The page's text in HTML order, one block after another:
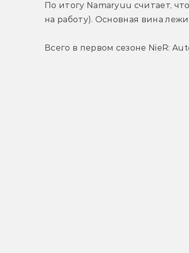
По итогу Namaryuu считает,
на работу). Основная вина
Всего в первом сезоне NieR: